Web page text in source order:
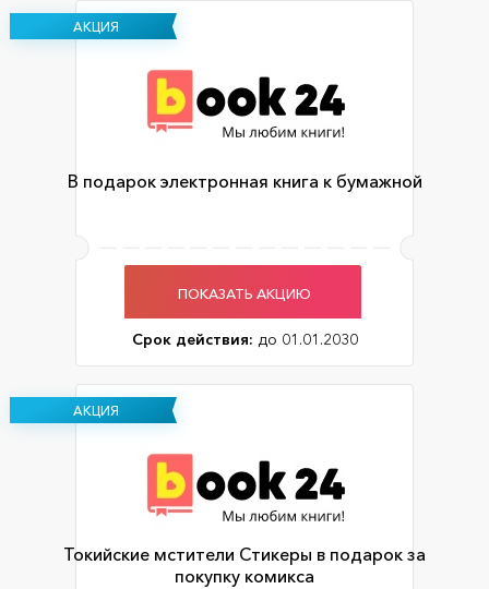
АКЦИЯ
В подарок электронная книга к бумажной
ПОКАЗАТЬ АКЦИЮ
Срок действия: до 01.01.2030
АКЦИЯ
Токийские мстители Стикеры в подарок за
покупку комикса